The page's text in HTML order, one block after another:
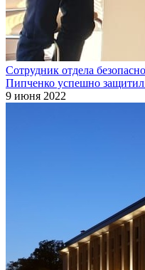
Сотрудник отдела
Пипченко успешно
9 июня 2022